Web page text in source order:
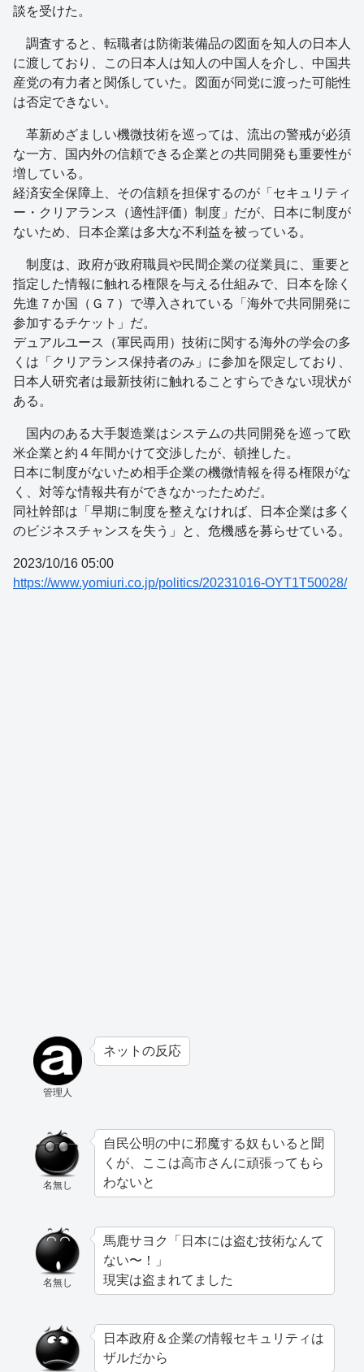
談を受けた。
調査すると、転職者は防衛装備品の図面を知人の日本人
に渡しており、この日本人は知人の中国人を介し、中国共
産党の有力者と関係していた。図面が同党に渡った可能性
は否定できない。
革新めざましい機微技術を巡っては、流出の警戒が必須
な一方、国内外の信頼できる企業との共同開発も重要性が
増している。
経済安全保障上、その信頼を担保するのが「セキュリティ
ー・クリアランス（適性評価）制度」だが、日本に制度が
ないため、日本企業は多大な不利益を被っている。
制度は、政府が政府職員や民間企業の従業員に、重要と
指定した情報に触れる権限を与える仕組みで、日本を除く
先進７か国（Ｇ７）で導入されている「海外で共同開発に
参加するチケット」だ。
デュアルユース（軍民両用）技術に関する海外の学会の多
くは「クリアランス保持者のみ」に参加を限定しており、
日本人研究者は最新技術に触れることすらできない現状が
ある。
国内のある大手製造業はシステムの共同開発を巡って欧
米企業と約４年間かけて交渉したが、頓挫した。
日本に制度がないため相手企業の機微情報を得る権限がな
く、対等な情報共有ができなかったためだ。
同社幹部は「早期に制度を整えなければ、日本企業は多く
のビジネスチャンスを失う」と、危機感を募らせている。
2023/10/16 05:00
https://www.yomiuri.co.jp/politics/20231016-OYT1T50028/
管理人
ネットの反応
名無し
自民公明の中に邪魔する奴もいると聞
くが、ここは高市さんに頑張ってもら
わないと
名無し
馬鹿サヨク「日本には盗む技術なんて
ない〜！」
現実は盗まれてました
日本政府＆企業の情報セキュリティは
ザルだから